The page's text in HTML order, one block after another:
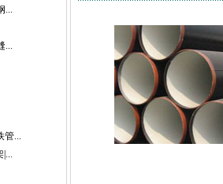
...
...
管...
|...